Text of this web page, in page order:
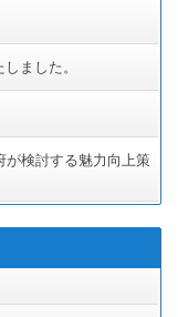
ました。
が検討する魅力向上策